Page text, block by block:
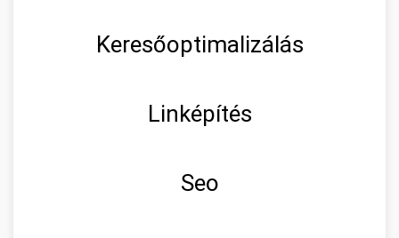
Keresőoptimalizálás
Linképítés
Seo